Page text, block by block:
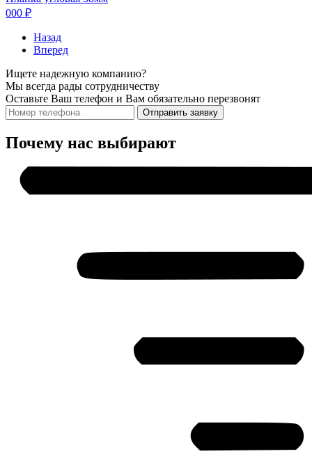
000 ₽
Назад
Вперед
Ищете надежную компанию?
Мы всегда рады сотрудничеству
Оставьте Ваш телефон и Вам обязательно перезвонят
Отправить заявку
Почему нас выбирают